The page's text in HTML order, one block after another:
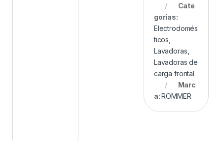
Cate
gorías:
Electrodomés
ticos
Lavadoras
Lavadoras de
carga frontal
Marc
a:ROMMER